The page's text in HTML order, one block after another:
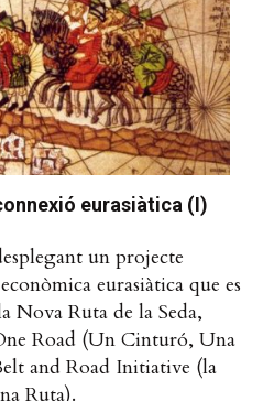
eurasiàtica (I)
un projecte
eurasiàtica que es
Nova Ruta de la Seda,
Road (Un Cinturó, Una
and Road Initiative (la
Ruta).